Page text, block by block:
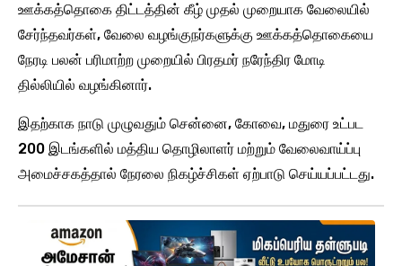
ஊக்கத்தொகை திட்டத்தின் கீழ் முதல் முறையாக வேலையில்
சேர்ந்தவர்கள், வேலை வழங்குநர்களுக்கு ஊக்கத்தொகையை
நேரடி பலன் பரிமாற்ற முறையில் பிரதமர் நரேந்திர மோடி
தில்லியில் வழங்கினார்.
இதற்காக நாடு முழுவதும் சென்னை, கோவை, மதுரை உட்பட
200 இடங்களில் மத்திய தொழிலாளர் மற்றும் வேலைவாய்ப்பு
அமைச்சகத்தால் நேரலை நிகழ்ச்சிகள் ஏற்பாடு செய்யப்பட்டது.